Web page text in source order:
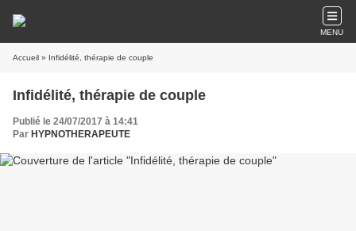
MENU
Accueil » Infidélité, thérapie de couple
Infidélité, thérapie de couple
Publié le 24/07/2017 à 14:41
Par HYPNOTHERAPEUTE